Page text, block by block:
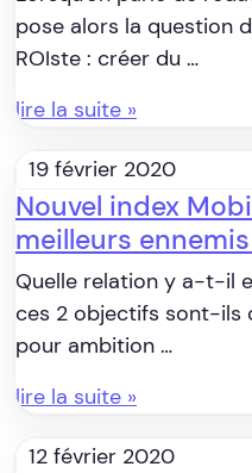
pose alors la question
ROIste : créer du …
lire la suite »
19 février 2020
Nouvel index
meilleurs
Quelle relation y a-t-il
ces 2 objectifs sont-ils
pour ambition …
lire la suite »
12 février 2020